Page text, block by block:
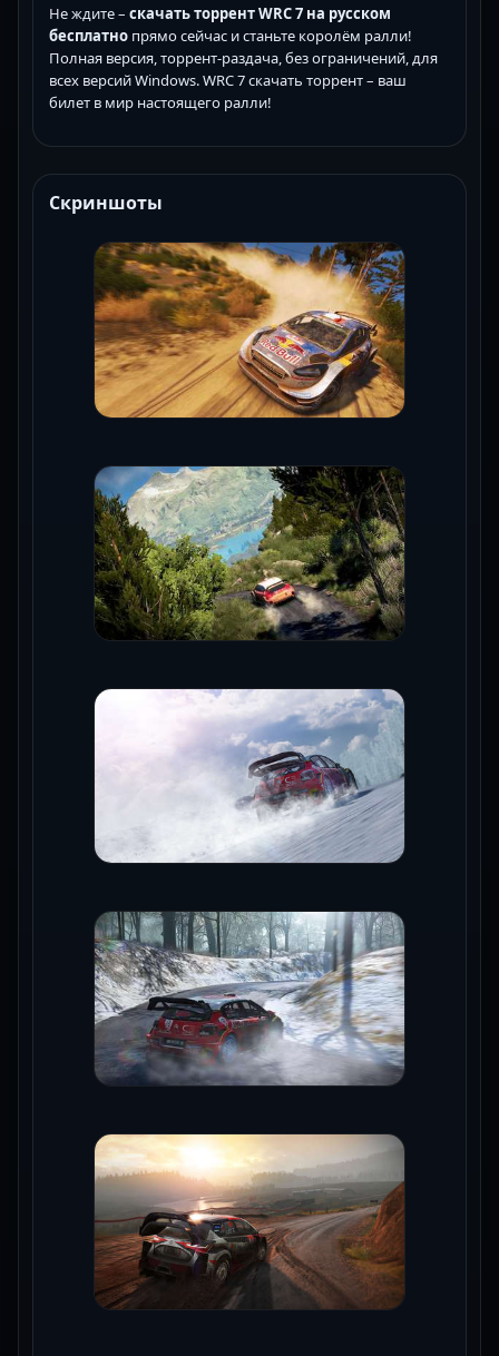
Не ждите – скачать торрент WRC 7 на русском
бесплатно прямо сейчас и станьте королём ралли!
Полная версия, торрент-раздача, без ограничений, для
всех версий Windows. WRC 7 скачать торрент – ваш
билет в мир настоящего ралли!
Скриншоты